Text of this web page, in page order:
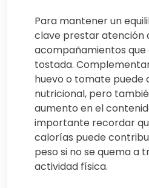
Para mantener un
clave prestar atención
acompañamientos que
tostada.
huevo o tomate puede
nutricional, pero
aumento en el
importante recordar
calorías puede
peso si no se quema a
actividad física.